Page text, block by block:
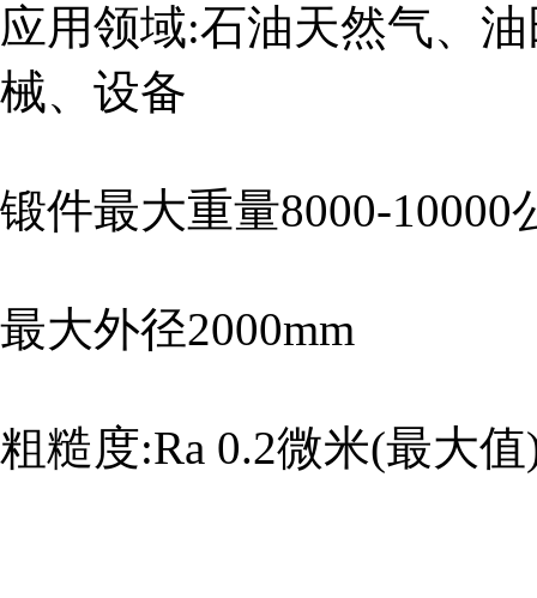
应用领域:石油天然气、
械、设备
锻件最大重量8000-10000
最大外径2000mm
粗糙度:Ra 0.2微米(最大值